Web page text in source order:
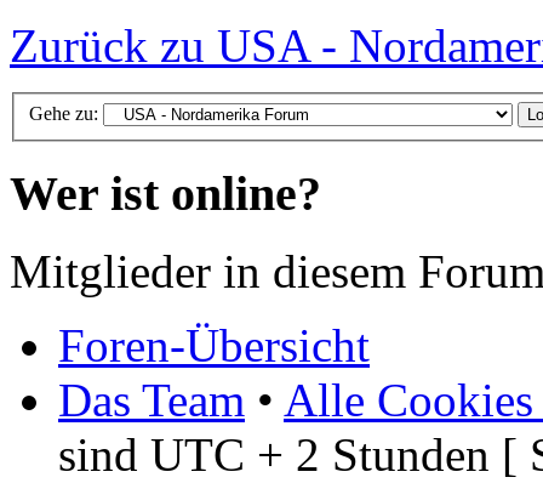
Zurück zu USA -
Gehe zu:
Wer ist online?
Mitglieder in diesem
Foren-Übersicht
Das Team • Alle Cookies
sind UTC + 2 Stunden [